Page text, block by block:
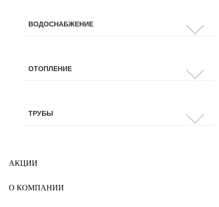
ВОДОСНАБЖЕНИЕ
ОТОПЛЕНИЕ
ТРУБЫ
АКЦИИ
О КОМПАНИИ